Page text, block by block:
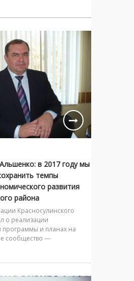
в 2017 году мы
темпы
развития
района
Красносулинского
о реализации
программы и планах на
сообщество —